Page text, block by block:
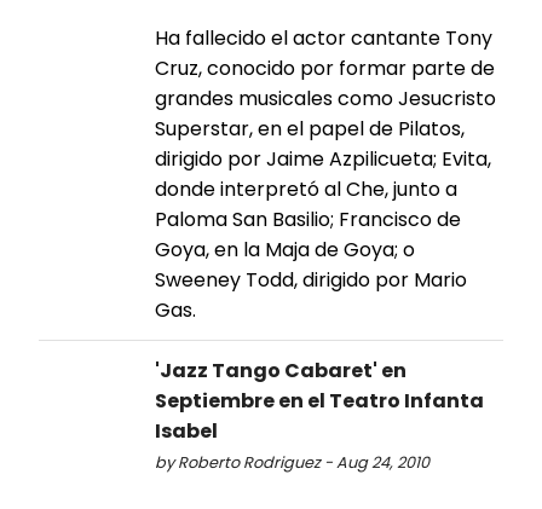
Ha fallecido el actor cantante Tony
Cruz, conocido por formar parte de
grandes musicales como Jesucristo
Superstar, en el papel de Pilatos,
dirigido por Jaime Azpilicueta; Evita,
donde interpretó al Che, junto a
Paloma San Basilio; Francisco de
Goya, en la Maja de Goya; o
Sweeney Todd, dirigido por Mario
Gas.
'Jazz Tango Cabaret' en
Septiembre en el Teatro Infanta
Isabel
by Roberto Rodriguez - Aug 24, 2010